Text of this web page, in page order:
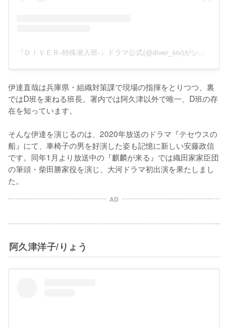
『ＤＩＶＥＲ-特殊潜入班-』ドラマ公式(@diver_ktv)がシェアした投稿
伊達直哉は兵庫県・組織対策課で現場の指揮をとりつつ、裏
ではD班を束ねる班長。署内では阿久津以外で唯一、D班の存
在を知っています。
そんな伊達を演じるのは、2020年放送のドラマ『テセウスの
船』にて、車椅子の男を好演した姿も記憶に新しい安藤政信
です。同年1月より放送中の『麒麟が来る』では織田家家臣団
の筆頭・柴田勝家役を演じ、大河ドラマ初出演を果たしまし
た。
AD
阿久津洋子/りょう